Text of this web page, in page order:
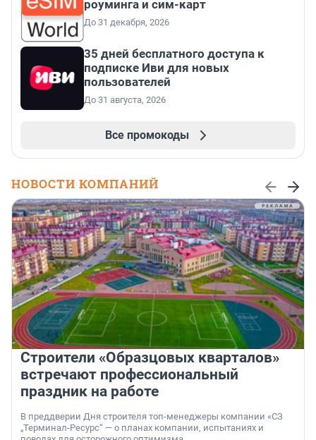
роуминга и сим-карт
До 31 декабря, 2026
35 дней бесплатного доступа к
подписке Иви для новых
пользователей
До 31 августа, 2026
Все промокоды
НОВОСТИ КОМПАНИЙ
Строители «Образцовых кварталов»
встречают профессиональный
праздник на работе
В преддверии Дня строителя топ-менеджеры компании «СЗ
„Терминал-Ресурс“ — о планах компании, испытаниях и